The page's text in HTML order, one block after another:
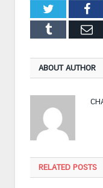
Twitter
Tumblr
ABOUT AUTHOR
RELATED POSTS